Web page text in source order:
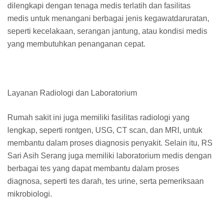
dilengkapi dengan tenaga medis terlatih dan fasilitas
medis untuk menangani berbagai jenis kegawatdaruratan,
seperti kecelakaan, serangan jantung, atau kondisi medis
yang membutuhkan penanganan cepat.
Layanan Radiologi dan Laboratorium
Rumah sakit ini juga memiliki fasilitas radiologi yang
lengkap, seperti rontgen, USG, CT scan, dan MRI, untuk
membantu dalam proses diagnosis penyakit. Selain itu, RS
Sari Asih Serang juga memiliki laboratorium medis dengan
berbagai tes yang dapat membantu dalam proses
diagnosa, seperti tes darah, tes urine, serta pemeriksaan
mikrobiologi.